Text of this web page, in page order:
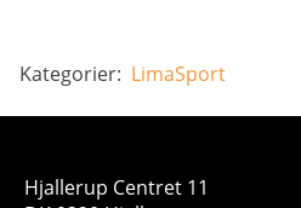
varesiden
Mulighederne
kan
vælges
Kategorier: LimaSport
Hjallerup Centret 11